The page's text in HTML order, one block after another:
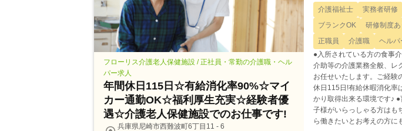
フローリス介護老人保健施設 / 正社員・常勤の介護職・ヘル
パー求人
年間休日115日☆有給消化率90%☆マイ
カー通勤OK☆福利厚生充実☆経験者優
遇☆介護老人保健施設でのお仕事です!
兵庫県尼崎市西難波町6丁目11 - 6
介護福祉士 実務者研修
ブランクOK
研修制度あ
正職員
介護職
ヘルパ
●入所されている方の食事
介助等の介護業務全般、レ
お任せいたします。ご経
休日115日!有給休暇消化率
かり取得出来る環境です♪
子様がいらっしゃる方はも
ら働きたいとお考えの方